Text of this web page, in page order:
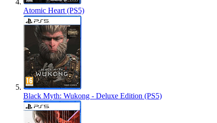
Atomic Heart (PS5)
Black Myth: Wukong - Deluxe Edition (PS5)